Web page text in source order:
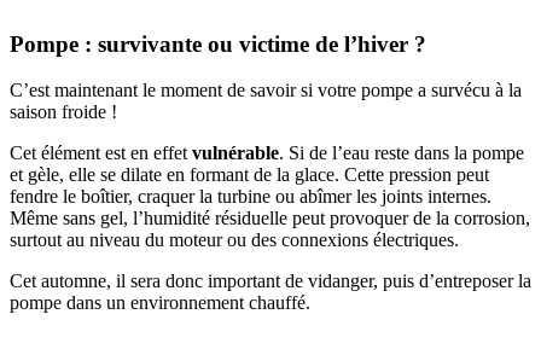
Pompe : survivante ou victime de l’hiver ?
C’est maintenant le moment de savoir si votre pompe a survécu à la
saison froide !
Cet élément est en effet vulnérable. Si de l’eau reste dans la pompe
et gèle, elle se dilate en formant de la glace. Cette pression peut
fendre le boîtier, craquer la turbine ou abîmer les joints internes.
Même sans gel, l’humidité résiduelle peut provoquer de la corrosion,
surtout au niveau du moteur ou des connexions électriques.
Cet automne, il sera donc important de vidanger, puis d’entreposer la
pompe dans un environnement chauffé.